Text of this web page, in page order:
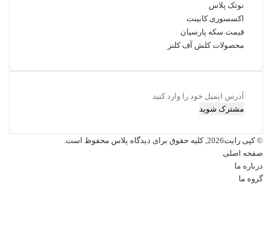
نوتک پلاس
اکسسوری کابینت
قیمت سکه پارسیان
محصولات کلش آف کلنز
آدرس
ایمیل
را
وارد
© کپی رایت2026, کلیه حقوق برای دیدگاه پلاس محفوظ است.
صفحه اصلی
درباره ما
گروه ما